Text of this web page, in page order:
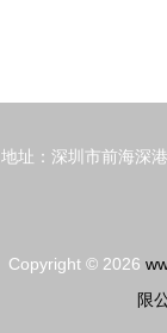
成立
地址：深圳市前海深
Copyright © 2026
限